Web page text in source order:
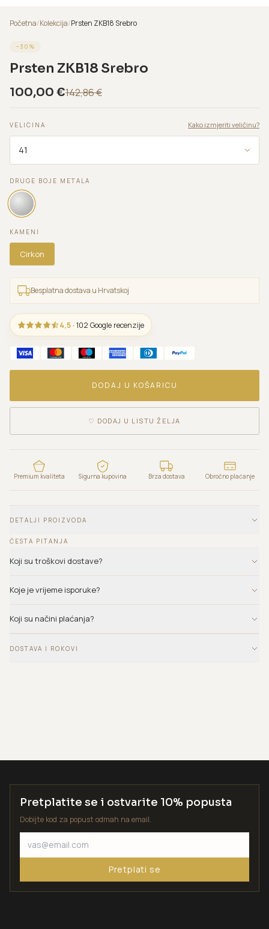
Početna/Kolekcija/Prsten ZKB18 Srebro
−30 %
Prsten ZKB18 Srebro
100,00 €142,86€
VELICINA Kako izmjeriti veličinu?
DRUGE BOJE METALA
KAMENI
Cirkon
Besplatna dostava u Hrvatskoj
4,5 · 102 Google recenzije
DODAJ U KOŠARICU
♡ DODAJ U LISTU ŽELJA
Premium kvaliteta Sigurna kupovina Brza dostava Obročno plaćanje
DETALJI PROIZVODA
ČESTA PITANJA
Koji su troškovi dostave?
Koje je vrijeme isporuke?
Koji su načini plaćanja?
DOSTAVA I ROKOVI
Pretplatite se i ostvarite 10% popusta
Dobijte kod za popust odmah na email.
Pretplati se